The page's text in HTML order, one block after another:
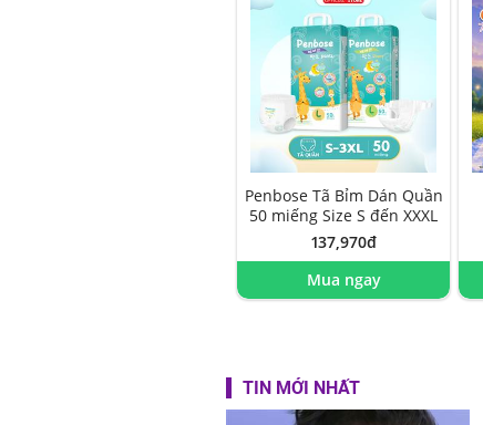
Penbose Tã Bỉm Dán Quần
50 miếng Size S đến XXXL
137,970đ
Mua ngay
TIN MỚI NHẤT